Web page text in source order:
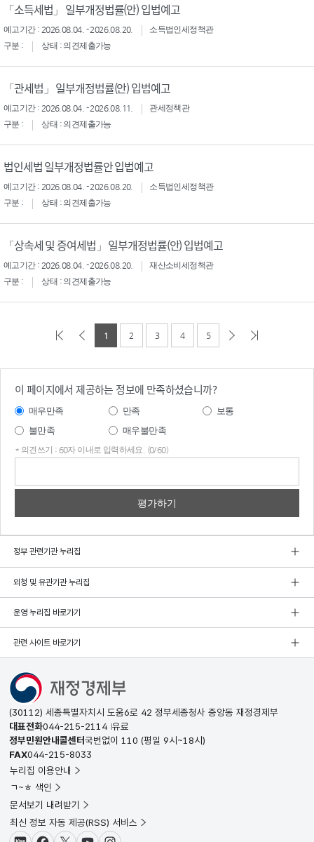
「소득세법」 일부개정법률(안) 입법예고
예고기간 : 2026.08.04. - 2026.08.20.
소득법인세정책관
구분 :
상태 : 의견제출가능
「관세법」 일부개정법률(안) 입법예고
예고기간 : 2026.08.04. - 2026.08.11.
관세정책관
구분 :
상태 : 의견제출가능
법인세법 일부개정법률안 입법예고
예고기간 : 2026.08.04. - 2026.08.20.
소득법인세정책관
구분 :
상태 : 의견제출가능
「상속세 및 증여세법」 일부개정법률(안) 입법예고
예고기간 : 2026.08.04. - 2026.08.20.
재산소비세정책관
구분 :
상태 : 의견제출가능
1 2 3 4 5
이 페이지에서 제공하는 정보에 만족하셨습니까?
매우만족 만족
보통
불만족
매우불만족
* 의견쓰기 : 60자 이내로 입력하세요. (0/60)
정부 관련기관 누리집
외청 및 유관기관 누리집
운영 누리집 바로가기
관련 사이트 바로가기
(30112) 세종특별자치시 도움6로 42 정부세종청사 중앙동 재정경제부
대표전화044-215-2114 유료
정부민원안내콜센터국번없이 110 (평일 9시~18시)
FAX044-215-8033
누리집 이용안내
ㄱ~ㅎ 색인
문서보기 내려받기
최신 정보 자동 제공(RSS) 서비스
블로그페이스북X(트위터)유튜브인스타그램